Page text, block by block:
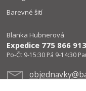
Barevné šití
Blanka Hubnerová
Expedice 775 866 913
Po-Čt 9-15:30 Pá 9-14:30